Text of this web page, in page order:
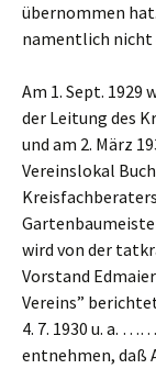
übernommen
namentlich nicht
Am 1. Sept.
der Leitung des
und am 2. März
Vereinslokal
wird von der
Vorstand
Vereins”
4. 7. 1930 u. a.
entnehmen, daß